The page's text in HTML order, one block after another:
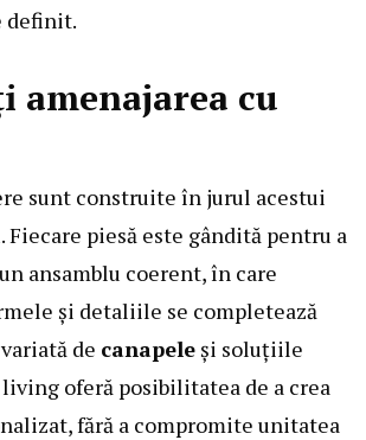
definit.
amenajarea cu
sunt construite în jurul acestui
piesă este gândită pentru a
ansamblu coerent, în care
și detaliile se completează
de canapele și soluțiile
oferă posibilitatea de a crea
fără a compromite unitatea